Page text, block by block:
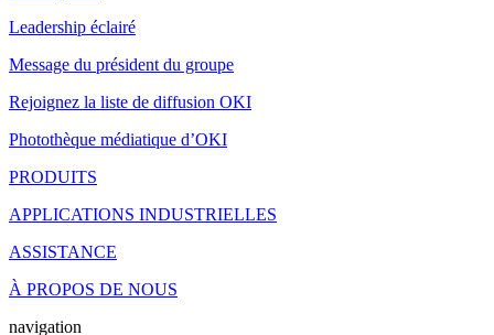
Leadership éclairé
Message du président du groupe
Rejoignez la liste de diffusion OKI
Photothèque médiatique d’OKI
PRODUITS
APPLICATIONS INDUSTRIELLES
ASSISTANCE
À PROPOS DE NOUS
navigation